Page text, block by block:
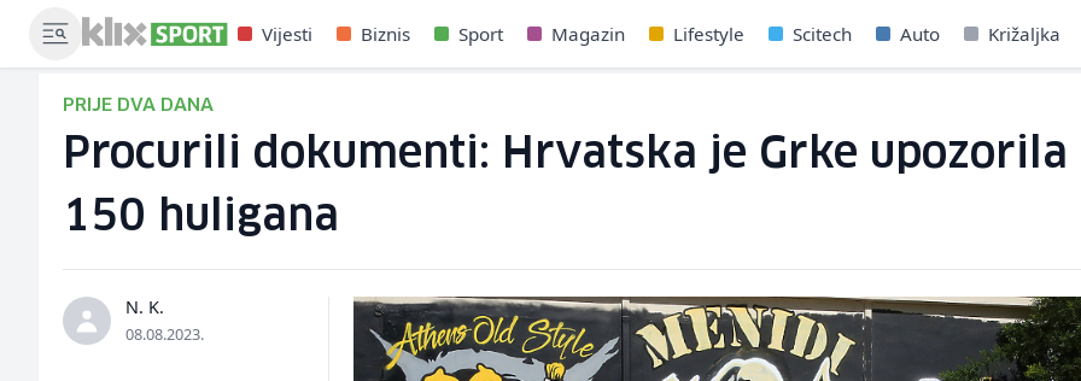
Vijesti Biznis Sport Magazin Lifestyle Scitech Auto Križaljka
PRIJE DVA DANA
Procurili dokumenti: Hrvatska je Grke
150 huligana
N. K.
08.08.2023.